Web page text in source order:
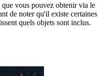
que vous pouvez obtenir via le
de noter qu'il existe certaines
quels objets sont inclus.